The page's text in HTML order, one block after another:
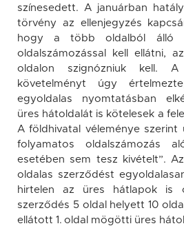
színesedett. A januárban
törvény az ellenjegyzés
hogy a több oldalból álló
oldalszámozással kell ellátni,
oldalon szignózniuk kell.
követelményt úgy
egyoldalas nyomtatásban
üres hátoldalát is kötelesek a
A földhivatal véleménye szerint
folyamatos oldalszámozás
esetében sem tesz kivételt”.
oldalas szerződést
hirtelen az üres hátlapok is
szerződés 5 oldal helyett 10
ellátott 1. oldal mögötti üres